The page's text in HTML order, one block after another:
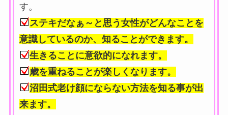
す。
ステキだなぁ～と思う女性がどんなことを
意識しているのか、知ることができます。
生きることに意欲的になれます。
歳を重ねることが楽しくなります。
沼田式老け顔にならない方法を知る事が出
来ます。